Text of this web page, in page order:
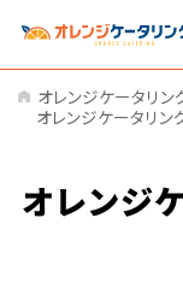
オレンジケータリン
オレンジケータリ
オレンジ